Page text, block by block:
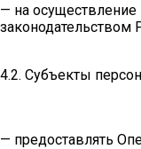
— на
законодательством
4.2. Субъекты
— предоставлять